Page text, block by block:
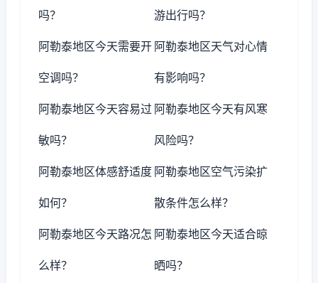
吗？ 游出行吗？
阿勒泰地区今天需要开
空调吗？
阿勒泰地区天气对心情
有影响吗？
阿勒泰地区今天容易过
敏吗？
阿勒泰地区今天有风寒
风险吗？
阿勒泰地区体感舒适度
如何？
阿勒泰地区空气污染扩
散条件怎么样？
阿勒泰地区今天路况怎
么样？
阿勒泰地区今天适合晾
晒吗？